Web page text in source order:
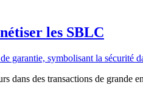
les SBLC
dans des transactions de grande